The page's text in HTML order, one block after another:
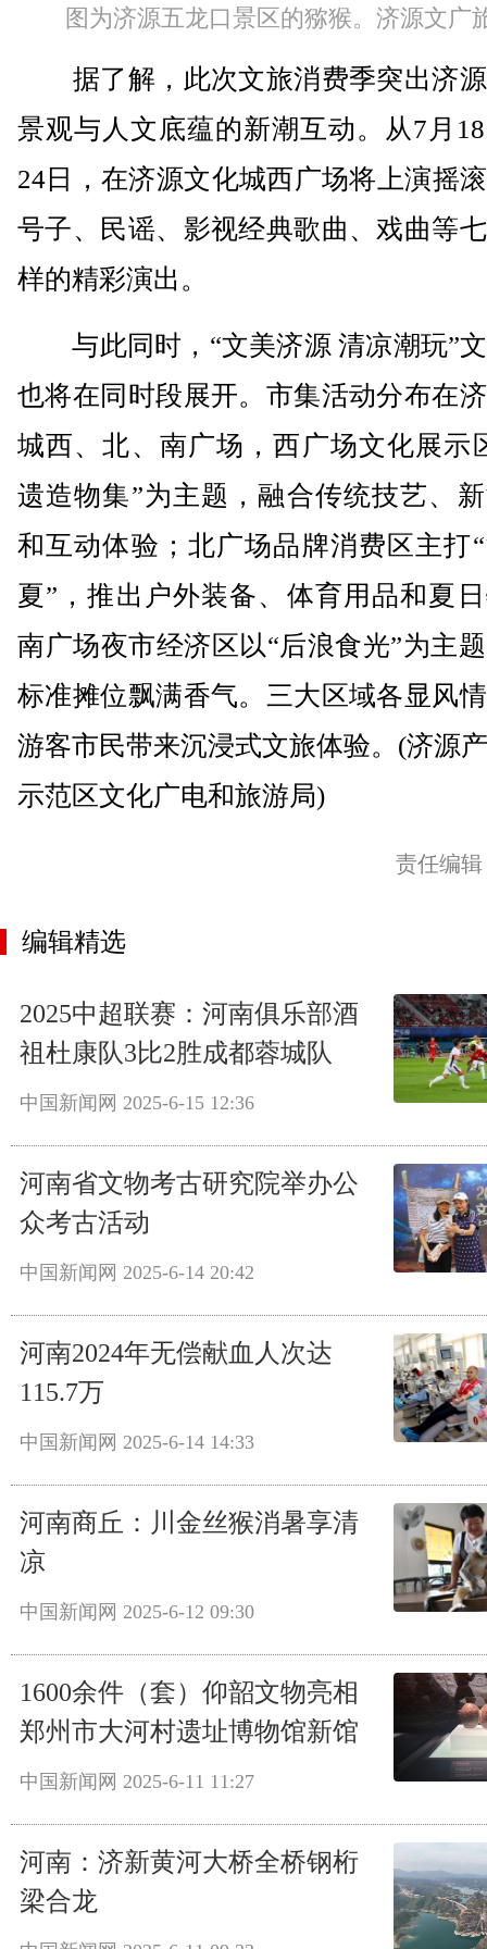
图为济源五龙口景区的猕猴。济源文广
据了解，此次文旅消费季突出济
景观与人文底蕴的新潮互动。从7月
24日，在济源文化城西广场将上演摇
号子、民谣、影视经典歌曲、戏曲等
样的精彩演出。
与此同时，“文美济源 清凉潮玩”
也将在同时段展开。市集活动分布在
城西、北、南广场，西广场文化展示
遗造物集”为主题，融合传统技艺、
和互动体验；北广场品牌消费区主打
夏”，推出户外装备、体育用品和夏
南广场夜市经济区以“后浪食光”为主
标准摊位飘满香气。三大区域各显风
游客市民带来沉浸式文旅体验。(济源
示范区文化广电和旅游局)
责任编
编辑精选
2025中超联赛：河南俱乐部酒
祖杜康队3比2胜成都蓉城队
中国新闻网 2025-6-15 12:36
河南省文物考古研究院举办公
众考古活动
中国新闻网 2025-6-14 20:42
河南2024年无偿献血人次达
115.7万
中国新闻网 2025-6-14 14:33
河南商丘：川金丝猴消暑享清
凉
中国新闻网 2025-6-12 09:30
1600余件（套）仰韶文物亮相
郑州市大河村遗址博物馆新馆
中国新闻网 2025-6-11 11:27
河南：济新黄河大桥全桥钢桁
梁合龙